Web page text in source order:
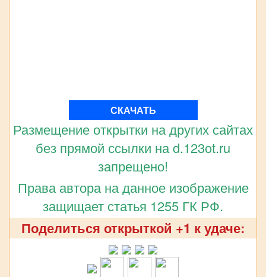
СКАЧАТЬ
Размещение открытки на других сайтах
без прямой ссылки на d.123ot.ru
запрещено!
Права автора на данное изображение
защищает статья 1255 ГК РФ.
Поделиться открыткой +1 к удаче: